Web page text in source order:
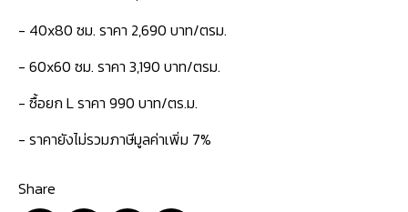
- 40x80 ซม. ราคา 2,690 บาท/ตรม.
- 60x60 ซม. ราคา 3,190 บาท/ตรม.
- ซื้อยก L ราคา 990 บาท/ตร.ม.
- ราคายังไม่รวมภาษีมูลค่าเพิ่ม 7%
Share